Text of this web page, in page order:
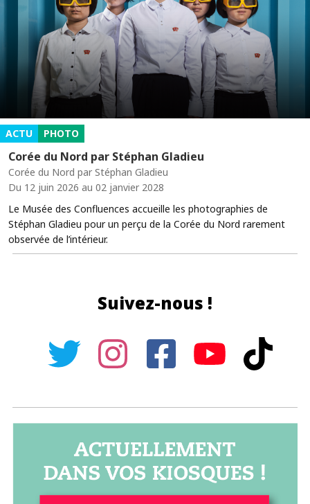
ACTU PHOTO
Corée du Nord par Stéphan Gladieu
Corée du Nord par Stéphan Gladieu
Du 12 juin 2026 au 02 janvier 2028
Le Musée des Confluences accueille les photographies de
Stéphan Gladieu pour un perçu de la Corée du Nord rarement
observée de l’intérieur.
Suivez-nous !